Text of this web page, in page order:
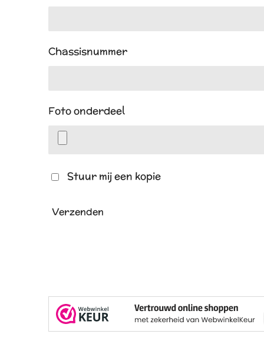
Chassisnummer
Foto onderdeel
Stuur mij een kopie
Verzenden